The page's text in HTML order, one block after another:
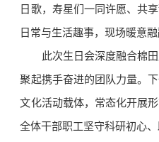
日歌，寿星们一同许愿、共
日常与生活趣事，现场暖意融
此次生日会深度融合棉
聚起携手奋进的团队力量。
文化活动载体，常态化开展
全体干部职工坚守科研初心、